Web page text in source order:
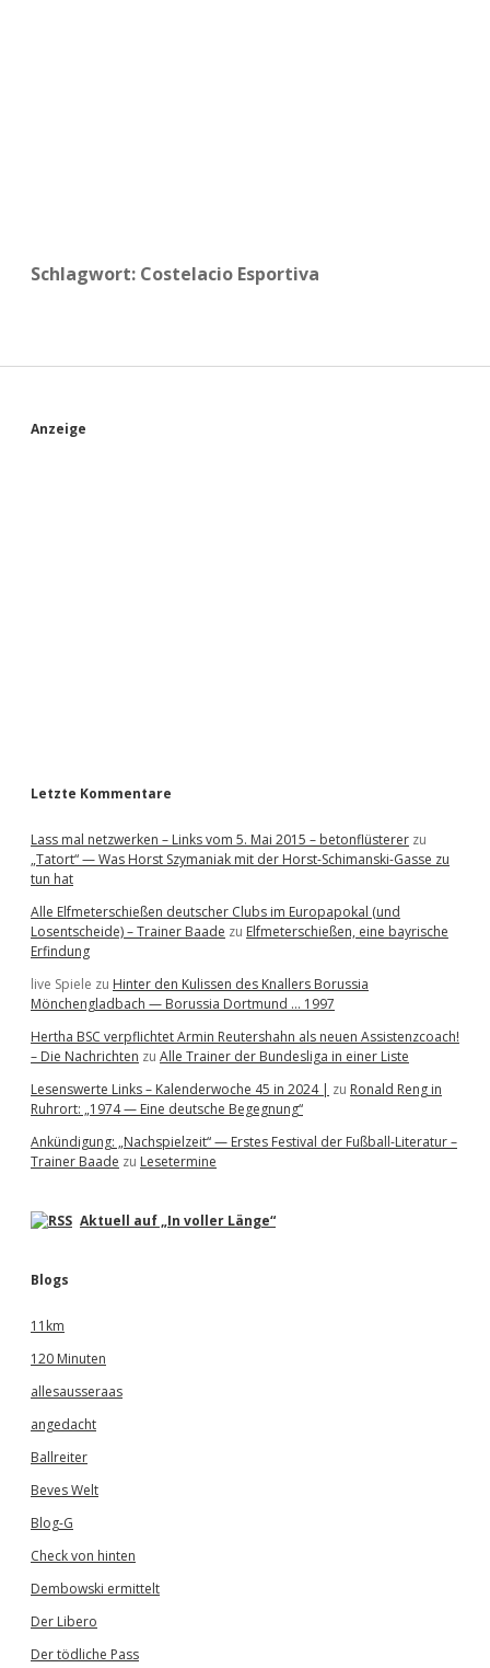
Schlagwort: Costelacio Esportiva
S
Anzeige
Letzte Kommentare
Lass mal netzwerken – Links vom 5. Mai 2015 – betonflüsterer zu
„Tatort“ — Was Horst Szymaniak mit der Horst-Schimanski-Gasse zu
tun hat
Alle Elfmeterschießen deutscher Clubs im Europapokal (und
Losentscheide) – Trainer Baade zu Elfmeterschießen, eine bayrische
Erfindung
live Spiele zu Hinter den Kulissen des Knallers Borussia
Mönchengladbach — Borussia Dortmund … 1997
Hertha BSC verpflichtet Armin Reutershahn als neuen Assistenzcoach!
– Die Nachrichten zu Alle Trainer der Bundesliga in einer Liste
Lesenswerte Links – Kalenderwoche 45 in 2024 | zu Ronald Reng in
Ruhrort: „1974 — Eine deutsche Begegnung“
Ankündigung: „Nachspielzeit“ — Erstes Festival der Fußball-Literatur –
Trainer Baade zu Lesetermine
Aktuell auf „In voller Länge“
Blogs
11km
120 Minuten
allesausseraas
angedacht
Ballreiter
Beves Welt
Blog-G
Check von hinten
Dembowski ermittelt
Der Libero
Der tödliche Pass